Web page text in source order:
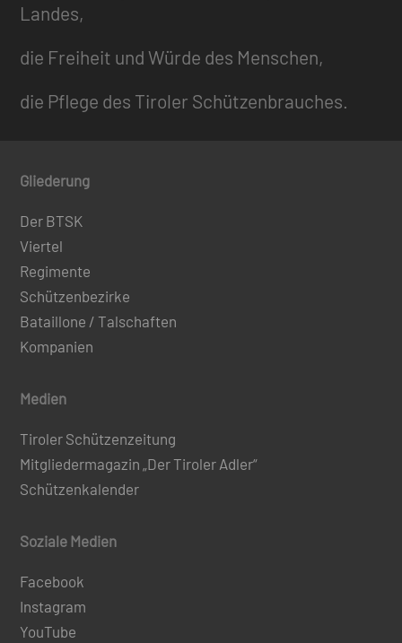
Landes,
die Freiheit und Würde des Menschen,
die Pflege des Tiroler Schützenbrauches.
Gliederung
Der BTSK
Viertel
Regimente
Schützenbezirke
Bataillone / Talschaften
Kompanien
Medien
Tiroler Schützenzeitung
Mitgliedermagazin „Der Tiroler Adler“
Schützenkalender
Soziale Medien
Facebook
Instagram
YouTube